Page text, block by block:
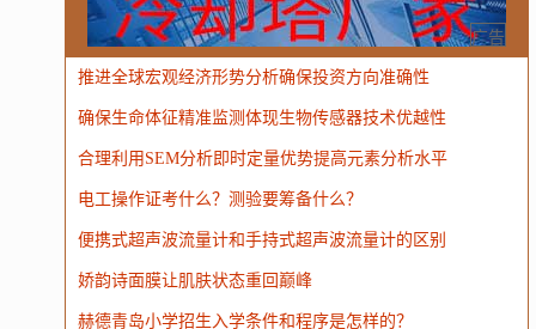
MongoDB 运营 Python MemCache 硬件
电子 娱乐 设计 摄影 nginx 游戏
WordPress HTTP 团建 数码电器 Docker
广告
推进全球宏观经济形势分析确保投资方向准确性
确保生命体征精准监测体现生物传感器技术优越性
合理利用SEM分析即时定量优势提高元素分析水平
电工操作证考什么？测验要筹备什么？
便携式超声波流量计和手持式超声波流量计的区别
娇韵诗面膜让肌肤状态重回巅峰
赫德青岛小学招生入学条件和程序是怎样的？